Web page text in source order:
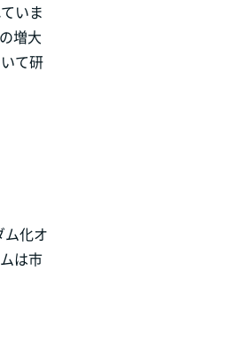
いま
増大
て研
ム化オ
は市